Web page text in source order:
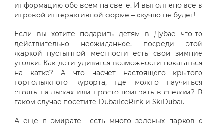
информацию обо всем на свете. И выполнено все в
игровой интерактивной форме – скучно не будет!
Если вы хотите подарить детям в Дубае что-то
действительно неожиданное, посреди этой
жаркой пустынной местности есть свои зимние
уголки. Как дети удивятся возможности покататься
на катке? А что насчет настоящего крытого
горнолыжного курорта, где можно научиться
стоять на лыжах или просто поиграть в снежки? В
таком случае посетите DubaiIceRink и SkiDubai.
А еще в эмирате есть много зеленых парков с